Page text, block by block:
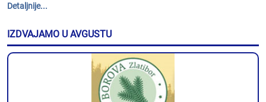
Detaljnije...
IZDVAJAMO U AVGUSTU